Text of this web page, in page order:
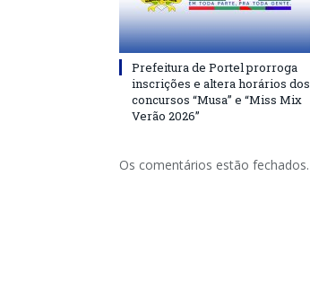
Prefeitura de Portel prorroga
inscrições e altera horários dos
concursos “Musa” e “Miss Mix
Verão 2026”
Os comentários estão fechados.